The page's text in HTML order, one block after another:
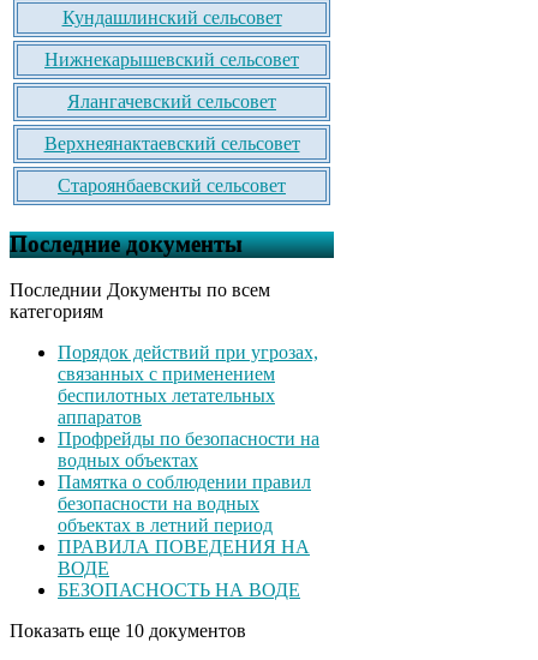
Кундашлинский сельсовет
Нижнекарышевский сельсовет
Ялангачевский сельсовет
Верхнеянактаевский сельсовет
Староянбаевский сельсовет
Последние документы
Последнии Документы по всем
категориям
Порядок действий при угрозах,
связанных с применением
беспилотных летательных
аппаратов
Профрейды по безопасности на
водных объектах
Памятка о соблюдении правил
безопасности на водных
объектах в летний период
ПРАВИЛА ПОВЕДЕНИЯ НА
ВОДЕ
БЕЗОПАСНОСТЬ НА ВОДЕ
Показать еще 10 документов